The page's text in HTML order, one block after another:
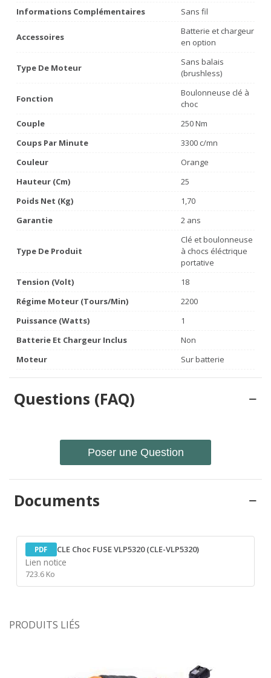
Informations Complémentaires
Sans fil
Accessoires
Batterie et chargeur
en option
Type De Moteur
Sans balais
(brushless)
Fonction
Boulonneuse clé à
choc
Couple
250 Nm
Coups Par Minute
3300 c/mn
Couleur
Orange
Hauteur (cm)
25
Poids Net (Kg)
1,70
Garantie
2 ans
Type De Produit
Clé et boulonneuse
à chocs éléctrique
portative
Tension (volt)
18
Régime Moteur (tours/min)
2200
Puissance (watts)
1
Batterie Et Chargeur Inclus
Non
Moteur
Sur batterie
Questions (FAQ)
Poser une Question
Documents
PDF CLE Choc FUSE VLP5320 (CLE-VLP5320)
Lien notice
723.6 Ko
PRODUITS LIÉS